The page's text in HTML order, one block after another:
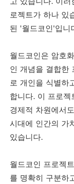
로젝트가 하나 있
된 '월드코인'입니
월드코인은 암호
인 개념을 결합한
로 개인을 식별하
합니다. 이 프로
경제적 차원에서
시대에 인간의 가
있습니다.
월드코인 프로젝
를 명확히 구분하